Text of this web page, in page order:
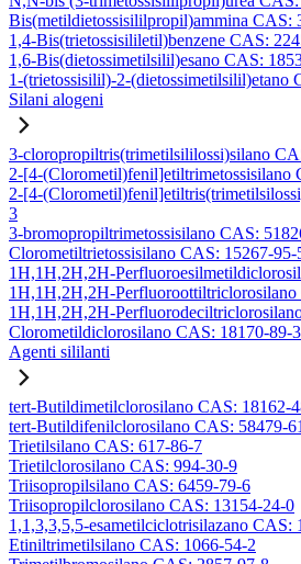
Bis(metildietossisililpropil)ammina CAS:
1,4-Bis(trietossisililetil)benzene CAS:
1,6-Bis(dietossimetilsilil)esano CAS:
1-(trietossisilil)-2-(dietossimetilsilil)etano
Silani alogeni
3-cloropropiltris(trimetilsililossi)silano
2-[4-(Clorometil)fenil]etiltrimetossisilano
2-[4-
3
3-bromopropiltrimetossisilano CAS:
Clorometiltrietossisilano CAS: 15267-95-
1H,1H,2H,2H-
1H,1H,2H,2H-
1H,1H,2H,2H-
Clorometildiclorosilano CAS: 18170-89-3
Agenti sililanti
tert-Butildimetilclorosilano CAS: 18162-
tert-Butildifenilclorosilano CAS: 58479-
Trietilsilano CAS: 617-86-7
Trietilclorosilano CAS: 994-30-9
Triisopropilsilano CAS: 6459-79-6
Triisopropilclorosilano CAS: 13154-24-0
1,1,3,3,5,5-esametilciclotrisilazano CAS:
Etiniltrimetilsilano CAS: 1066-54-2